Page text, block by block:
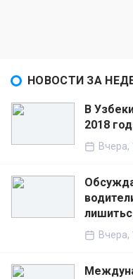
НОВОСТИ ЗА
В
2018
Вчера,
Вчера,